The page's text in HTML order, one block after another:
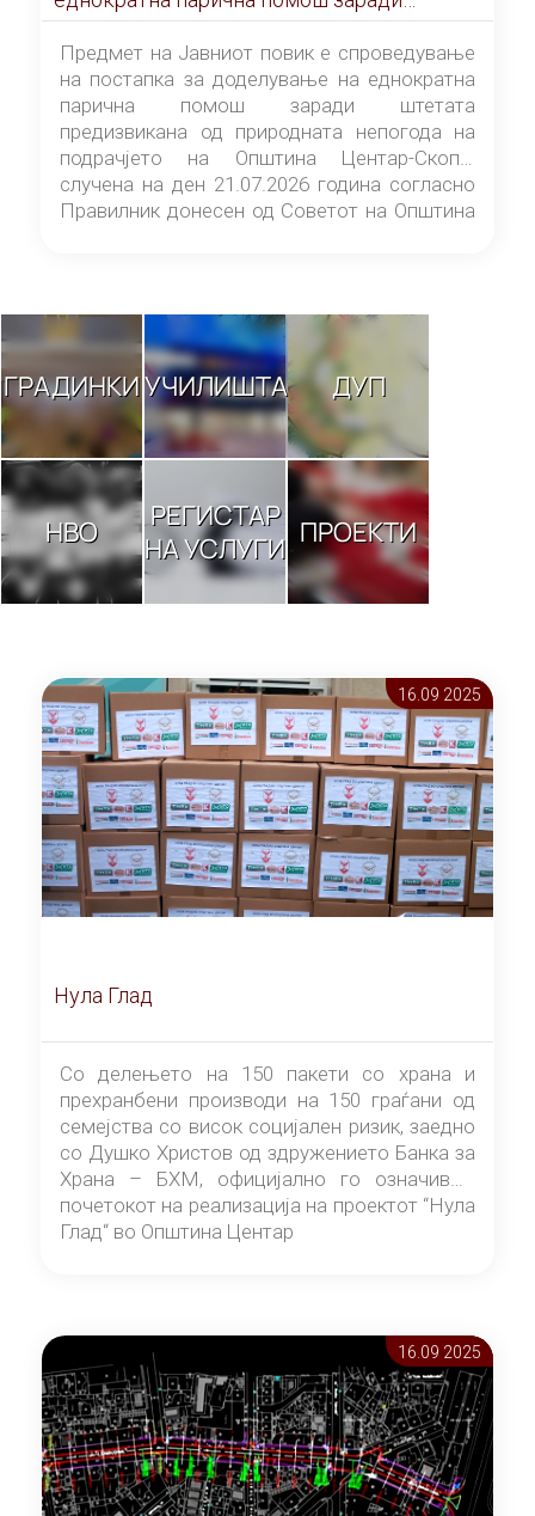
штетата предизвикана од природната
непогода на подрачјето на Општина
Центар-Скопје случена на ден 21.07.2026
година
Предмет на Јавниот повик е спроведување
на постапка за доделување на еднократна
парична помош заради штетата
предизвикана од природната непогода на
подрачјето на Општина Центар-Скопје
случена на ден 21.07.2026 година согласно
Правилник донесен од Советот на Општина
ГРАДИНКИУЧИЛИШТА ДУП
НВО
РЕГИСТАР
НА УСЛУГИ ПРОЕКТИ
16.09 2025
Нула Глад
Со делењето на 150 пакети со храна и
прехранбени производи на 150 граѓани од
семејства со висок социјален ризик, заедно
со Душко Христов од здружението Банка за
Храна – БХМ, официјално го означивме
почетокот на реализација на проектот “Нула
Глад“ во Општина Центар
16.09 2025